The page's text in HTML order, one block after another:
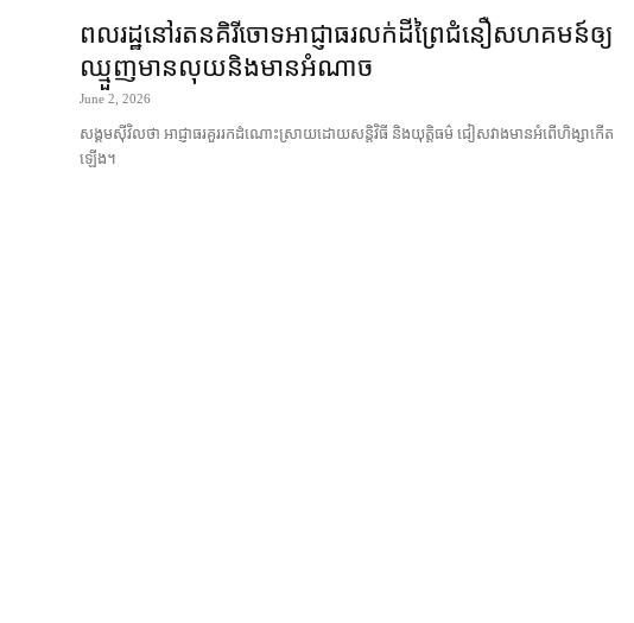
ពលរដ្ឋ​នៅ​រតនគិរី​ចោទ​អាជ្ញាធរ​លក់​ដី​ព្រៃ​ជំនឿ​សហគមន៍​ឲ្យ​​
ឈ្មួញ​មាន​លុយ​និង​មាន​អំណាច
June 2, 2026
សង្គម​ស៊ីវិល​ថា អាជ្ញាធរ​គួរ​រក​ដំណោះស្រាយ​ដោយ​សន្តិវិធី និង​យុត្តិធម៌ ជៀសវាង​មាន​អំពើ​ហិង្សា​កើត
ឡើង។